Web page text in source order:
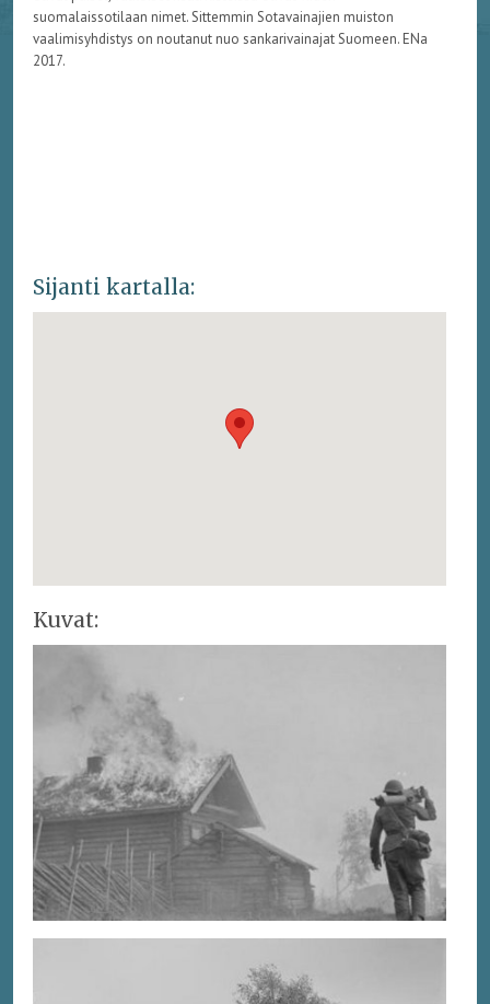
suomalaissotilaan nimet. Sittemmin Sotavainajien muiston
vaalimisyhdistys on noutanut nuo sankarivainajat Suomeen. ENa
2017.
Sijanti kartalla:
Kuvat: